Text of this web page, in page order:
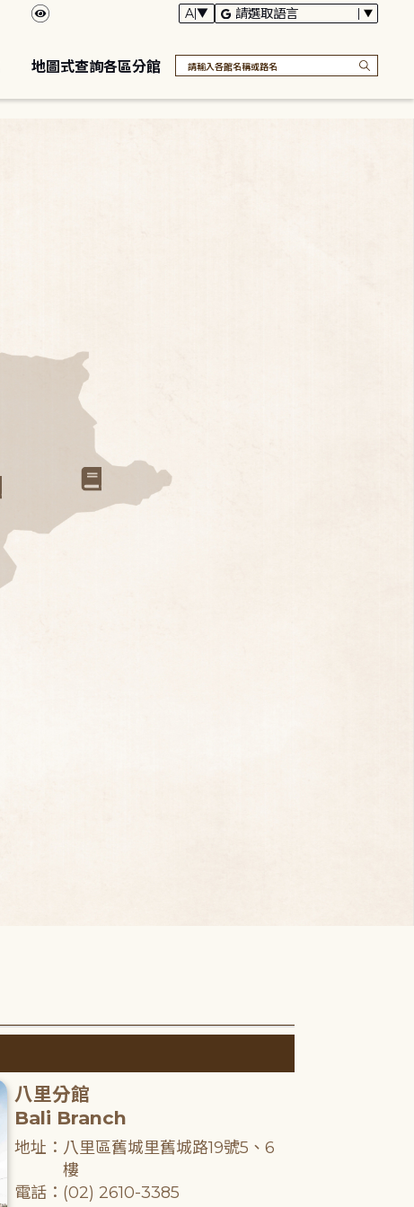
地圖式查詢各區分館
八里分館
Bali Branch
地址：八里區舊城里舊城路19號5、6
樓
電話：(02) 2610-3385